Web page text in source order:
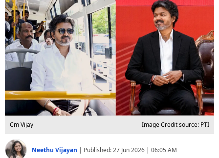
Cm Vijay Image Credit source: PTI
Neethu Vijayan | Published:27 Jun 2026 | 06:05 AM